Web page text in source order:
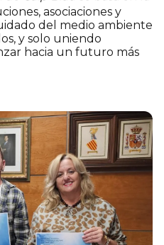
asociaciones y
del medio ambiente
y solo uniendo
hacia un futuro más